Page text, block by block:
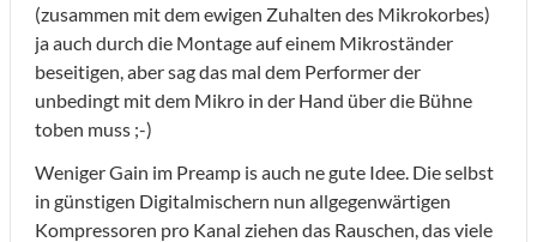
(zusammen mit dem ewigen Zuhalten des Mikrokorbes)
ja auch durch die Montage auf einem Mikroständer
beseitigen, aber sag das mal dem Performer der
unbedingt mit dem Mikro in der Hand über die Bühne
toben muss ;-)
Weniger Gain im Preamp is auch ne gute Idee. Die selbst
in günstigen Digitalmischern nun allgegenwärtigen
Kompressoren pro Kanal ziehen das Rauschen, das viele